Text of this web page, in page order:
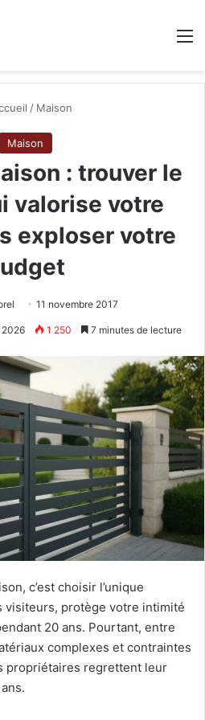
/ Maison
Maison
: trouver le
valorise votre
exploser votre
11 novembre 2017
2026 1 250 7 minutes de lecture
c’est choisir l’unique
visiteurs, protège votre intimité
20 ans. Pourtant, entre
complexes et contraintes
propriétaires regrettent leur